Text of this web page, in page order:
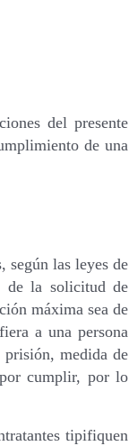
del presente
de una
según las leyes de
de la solicitud de
máxima sea de
a una persona
prisión, medida de
cumplir, por lo
tipifiquen